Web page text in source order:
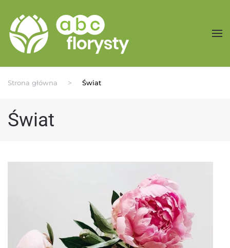
Przejdź do treści głównej
Strona główna Świat
Świat